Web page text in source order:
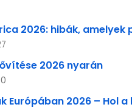
2026: hibák, amelyek
2026 nyarán
Európában 2026 – Hol